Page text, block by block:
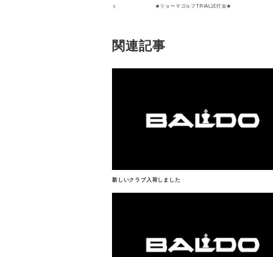
★リョーマゴルフTRIAL試打会★
関連記事
新しいクラブ入荷しました